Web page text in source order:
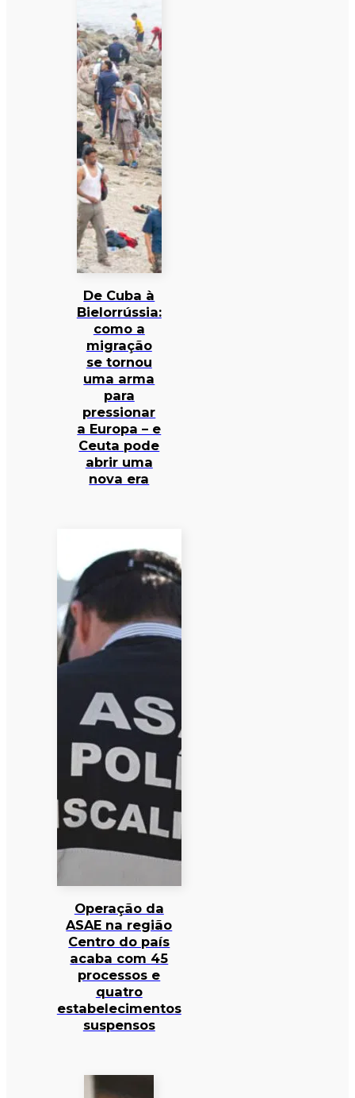
De Cuba à
Bielorrússia:
como a
migração
se tornou
uma arma
para
pressionar
a Europa – e
Ceuta pode
abrir uma
nova era
Operação da
ASAE na região
Centro do país
acaba com 45
processos e
quatro
estabelecimentos
suspensos